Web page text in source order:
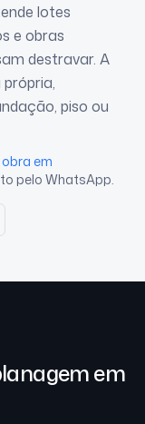
lotes
e obras
destravar. A
piso ou
em
pelo WhatsApp.
em